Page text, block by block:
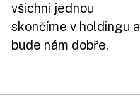
všichni jednou
skončíme v holdingu a
bude nám dobře.